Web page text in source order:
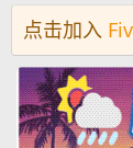
点击加入